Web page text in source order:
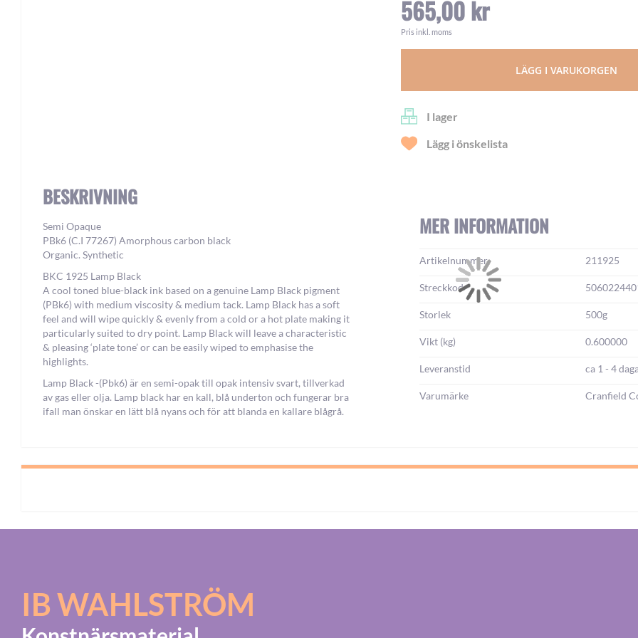
565,00 kr
Pris inkl. moms
LÄGG I VARUKORGEN
I lager
Lägg i önskelista
images
gallery
BESKRIVNING
Semi Opaque
PBk6 (C.I 77267) Amorphous carbon black
Organic. Synthetic
BKC 1925 Lamp Black
A cool toned blue-black ink based on a genuine Lamp Black pigment
(PBk6) with medium viscosity & medium tack. Lamp Black has a soft
feel and will wipe quickly & evenly from a cold or a hot plate making it
particularly suited to dry point. Lamp Black will leave a characteristic
& pleasing ‘plate tone’ or can be easily wiped to emphasise the
highlights.
Lamp Black -(Pbk6) är en semi-opak till opak intensiv svart, tillverkad
av gas eller olja. Lamp black har en kall, blå underton och fungerar bra
ifall man önskar en lätt blå nyans och för att blanda en kallare blågrå.
MER INFORMATION
Mer
information:
Artikelnummer 211925
Streckkod
Storlek 500g
Vikt (kg) 0.600000
Leveranstid ca 1 - 4
Varumärke Cranfield
IB WAHLSTRÖM